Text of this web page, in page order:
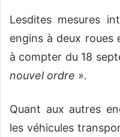
Lesdites mesures
engins à deux
à compter du 18
nouvel ordre ».
Quant aux autres
les véhicules